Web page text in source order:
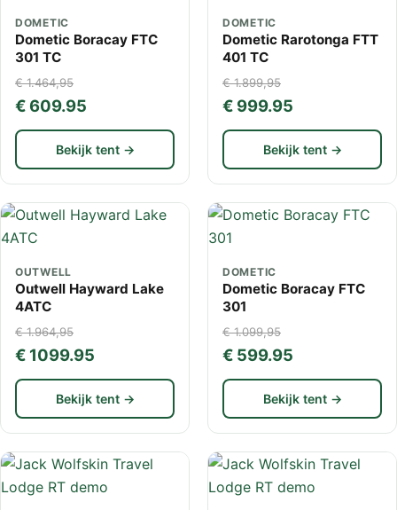
DOMETIC
Dometic Boracay FTC
301 TC
€ 1.464,95
€ 609.95
Bekijk tent →
DOMETIC
Dometic Rarotonga FTT
401 TC
€ 1.899,95
€ 999.95
Bekijk tent →
OUTWELL
Outwell Hayward Lake
4ATC
€ 1.964,95
€ 1099.95
Bekijk tent →
DOMETIC
Dometic Boracay FTC
301
€ 1.099,95
€ 599.95
Bekijk tent →